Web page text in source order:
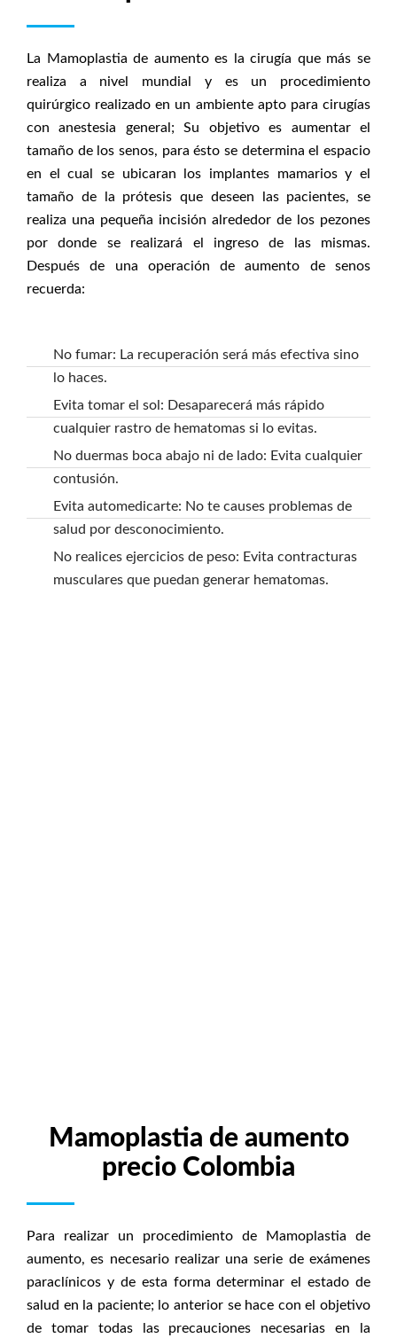
La Mamoplastia de aumento es la cirugía que más se
realiza a nivel mundial y es un procedimiento
quirúrgico realizado en un ambiente apto para cirugías
con anestesia general; Su objetivo es aumentar el
tamaño de los senos, para ésto se determina el espacio
en el cual se ubicaran los implantes mamarios y el
tamaño de la prótesis que deseen las pacientes, se
realiza una pequeña incisión alrededor de los pezones
por donde se realizará el ingreso de las mismas.
Después de una operación de aumento de senos
recuerda:
No fumar: La recuperación será más efectiva sino
lo haces.
Evita tomar el sol: Desaparecerá más rápido
cualquier rastro de hematomas si lo evitas.
No duermas boca abajo ni de lado: Evita cualquier
contusión.
Evita automedicarte: No te causes problemas de
salud por desconocimiento.
No realices ejercicios de peso: Evita contracturas
musculares que puedan generar hematomas.
Mamoplastia de aumento
precio Colombia
Para realizar un procedimiento de Mamoplastia de
aumento, es necesario realizar una serie de exámenes
paraclínicos y de esta forma determinar el estado de
salud en la paciente; lo anterior se hace con el objetivo
de tomar todas las precauciones necesarias en la